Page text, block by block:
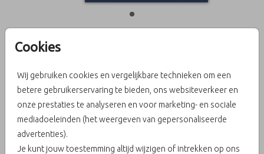
Cookies
Wij gebruiken cookies en vergelijkbare technieken om een
betere gebruikerservaring te bieden, ons websiteverkeer en
onze prestaties te analyseren en voor marketing- en sociale
mediadoeleinden (het weergeven van gepersonaliseerde
advertenties).
Je kunt jouw toestemming altijd wijzigen of intrekken op ons
inlay 12 X 18
Aantal x 1 Prijs: € 0,75